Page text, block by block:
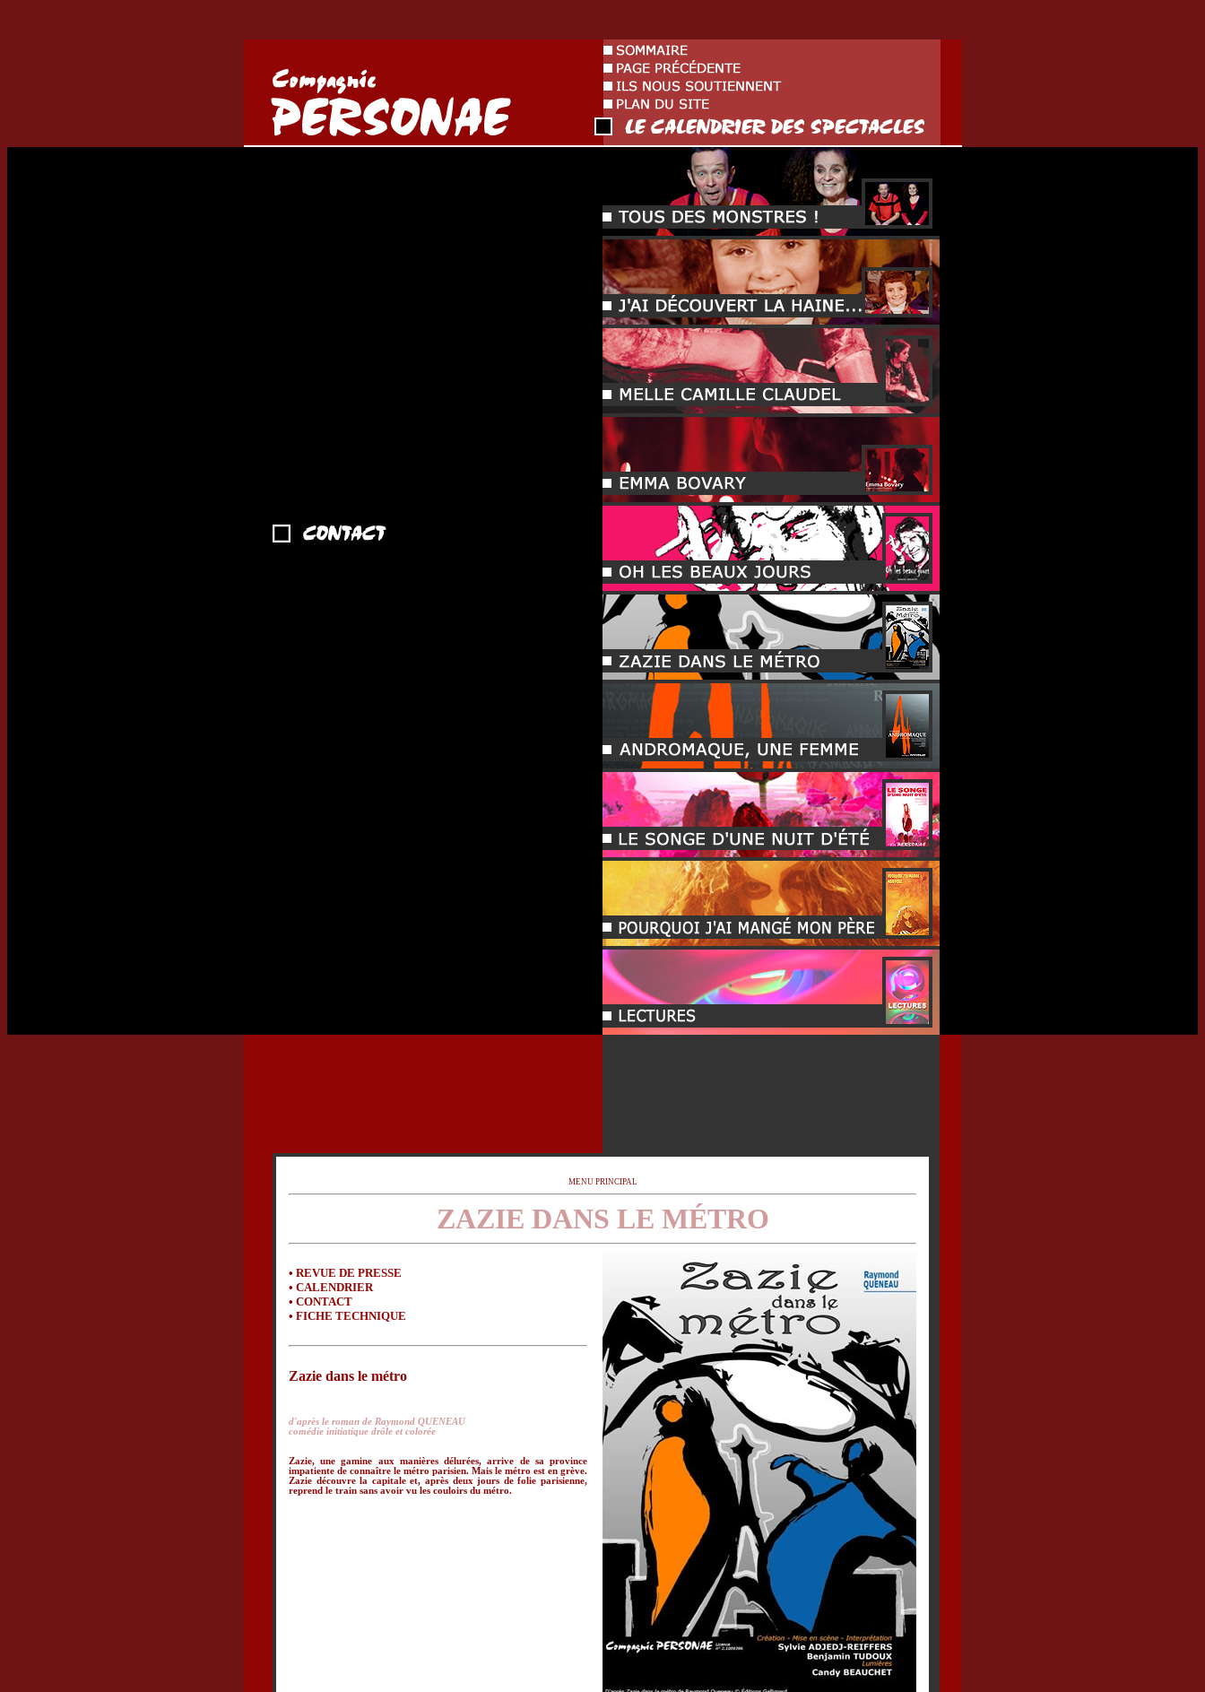
MENU PRINCIPAL
ZAZIE DANS LE MÉTRO
• REVUE DE PRESSE
• CALENDRIER
• CONTACT
• FICHE TECHNIQUE
Zazie dans le métro
d'après le roman de Raymond QUENEAU
comédie initiatique drôle et colorée
Zazie, une gamine aux manières délurées, arrive de sa province
impatiente de connaître le métro parisien. Mais le métro est en grève.
Zazie découvre la capitale et, après deux jours de folie parisienne,
reprend le train sans avoir vu les couloirs du métro.